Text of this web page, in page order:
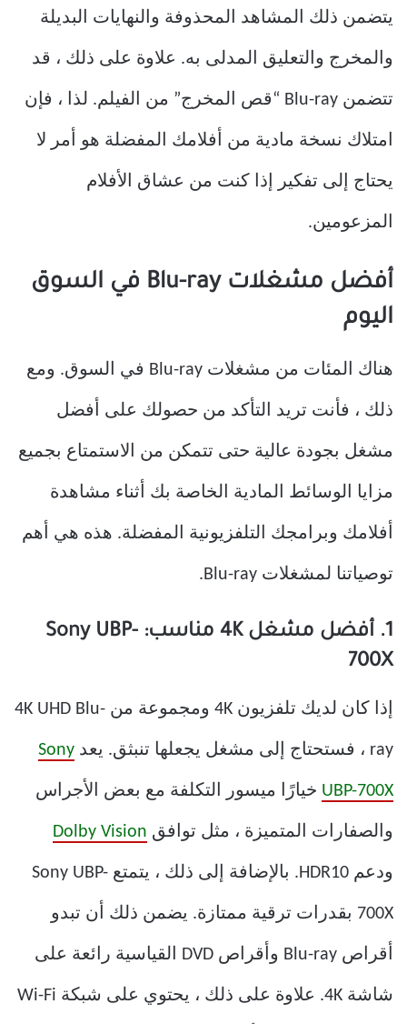
يتضمن ذلك المشاهد المحذوفة والنهايات البديلة
والمخرج والتعليق المدلى به. علاوة على ذلك ، قد
تتضمن Blu-ray “قص المخرج” من الفيلم. لذا ، فإن
امتلاك نسخة مادية من أفلامك المفضلة هو أمر لا
يحتاج إلى تفكير إذا كنت من عشاق الأفلام
المزعومين.
أفضل مشغلات Blu-ray في السوق
اليوم
هناك المئات من مشغلات Blu-ray في السوق. ومع
ذلك ، فأنت تريد التأكد من حصولك على أفضل
مشغل بجودة عالية حتى تتمكن من الاستمتاع بجميع
مزايا الوسائط المادية الخاصة بك أثناء مشاهدة
أفلامك وبرامجك التلفزيونية المفضلة. هذه هي أهم
توصياتنا لمشغلات Blu-ray.
1. أفضل مشغل 4K مناسب: Sony UBP-
700X
إذا كان لديك تلفزيون 4K ومجموعة من 4K UHD Blu-
ray ، فستحتاج إلى مشغل يجعلها تنبثق. يعد Sony
UBP-700X خيارًا ميسور التكلفة مع بعض الأجراس
والصفارات المتميزة ، مثل توافق Dolby Vision
ودعم HDR10. بالإضافة إلى ذلك ، يتمتع Sony UBP-
700X بقدرات ترقية ممتازة. يضمن ذلك أن تبدو
أقراص Blu-ray وأقراص DVD القياسية رائعة على
شاشة 4K. علاوة على ذلك ، يحتوي على شبكة Wi-Fi